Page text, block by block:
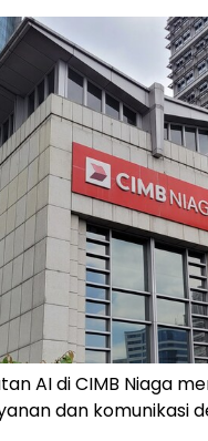
AI di CIMB Niaga
dan komunikasi